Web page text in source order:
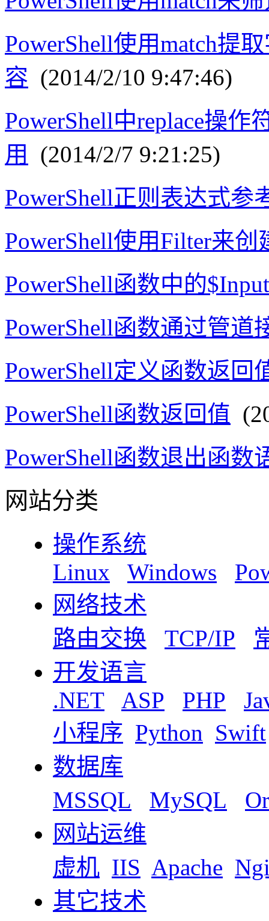
PowerShell使用match提
容 (2014/2/10 9:47:46)
PowerShell中replace操
用
(2014/2/7 9:21:25)
PowerShell正则表达式参
PowerShell使用Filter来创
PowerShell函数中的
PowerShell函数通过管道
PowerShell定义函数返回
PowerShell函数返回值
PowerShell函数退出函数
网站分类
操作系统
Linux
Windows
网络技术
路由交换
TCP/IP
开发语言
.NET
ASP PHP
小程序 Python Swift
数据库
MSSQL
MySQL
网站运维
虚机 IIS Apache
其它技术